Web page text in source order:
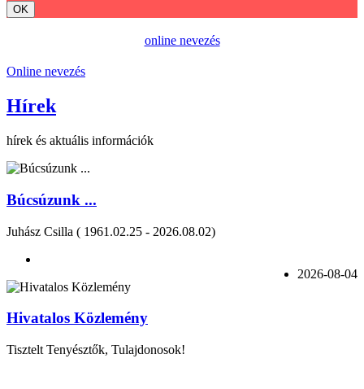
OK
online nevezés
Online nevezés
Hírek
hírek és aktuális információk
Búcsúzunk ...
Juhász Csilla ( 1961.02.25 - 2026.08.02)
2026-08-04
Hivatalos Közlemény
Tisztelt Tenyésztők, Tulajdonosok!